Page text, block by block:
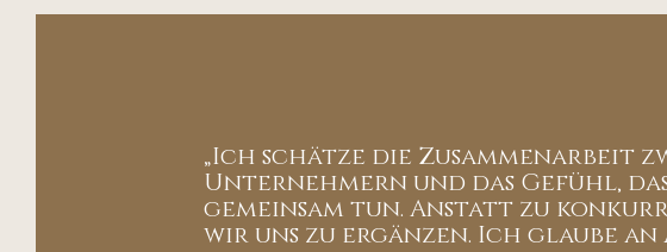
„Ich schätze die Zusammenarbeit
Unternehmern und das Gefühl,
gemeinsam tun. Anstatt zu
wir uns zu ergänzen. Ich glaube an